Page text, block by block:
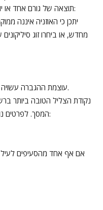
תוצאה של גורם אחד או יותר. יש כמה דברים שאתם יכולים לעשות:
יתכן כי האוזניה איננה
מחדש, או ביחרו זוג
עוצמת ההגברה עשויה להיות גבוהה מדי, נסו להחליש מעט.
נקודת הצליל הטובה ביותר
המסך. לפרטים נוספים צפו באחד מהסרטונים הבאים:
אם אף אחד מהסעיפים